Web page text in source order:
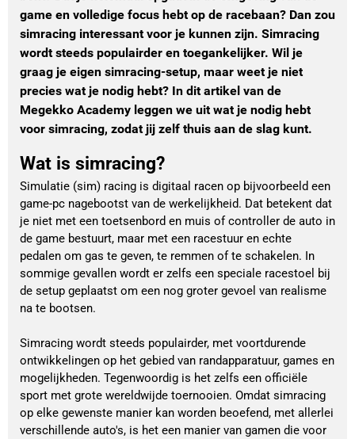
game en volledige focus hebt op de racebaan? Dan zou
simracing interessant voor je kunnen zijn. Simracing
wordt steeds populairder en toegankelijker. Wil je
graag je eigen simracing-setup, maar weet je niet
precies wat je nodig hebt? In dit artikel van de
Megekko Academy leggen we uit wat je nodig hebt
voor simracing, zodat jij zelf thuis aan de slag kunt.
Wat is simracing?
Simulatie (sim) racing is digitaal racen op bijvoorbeeld een
game-pc nagebootst van de werkelijkheid. Dat betekent dat
je niet met een toetsenbord en muis of controller de auto in
de game bestuurt, maar met een racestuur en echte
pedalen om gas te geven, te remmen of te schakelen. In
sommige gevallen wordt er zelfs een speciale racestoel bij
de setup geplaatst om een nog groter gevoel van realisme
na te bootsen.
Simracing wordt steeds populairder, met voortdurende
ontwikkelingen op het gebied van randapparatuur, games en
mogelijkheden. Tegenwoordig is het zelfs een officiële
sport met grote wereldwijde toernooien. Omdat simracing
op elke gewenste manier kan worden beoefend, met allerlei
verschillende auto's, is het een manier van gamen die voor